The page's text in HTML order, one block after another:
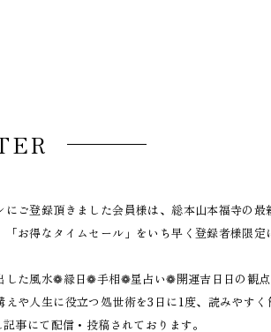
にご登録頂きました会員様は、総本山本福寺の最
「お得なタイムセール」をいち早く登録者様限定
した風水❁縁日❁手相❁星占い❁開運吉日日の観
えや人生に役立つ処世術を3日に1度、読みやす
事にて配信・投稿されております。